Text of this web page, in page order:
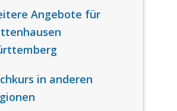
Angebote für
in anderen